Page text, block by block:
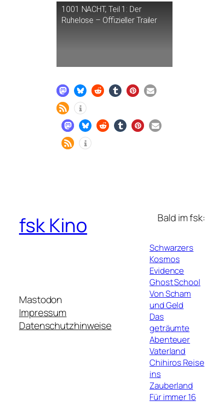
1001 NACHT, Teil 1: Der
Ruhelose – Offizieller Trailer
fsk Kino
Mastodon
Impressum
Datenschutzhinweise
Bald im fsk:
Schwarzers
Kosmos
Evidence
Ghost School
Von Scham
und Geld
Das
geträumte
Abenteuer
Vaterland
Chihiros Reise
ins
Zauberland
Für immer 16